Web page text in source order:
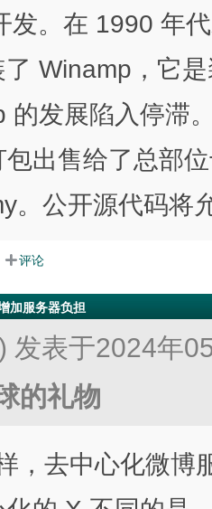
发。在 1990 年
Winamp，它
的发展陷入停滞
出售给了总部
。公开源代码将
评论
加服务器负担
发表于2024年
的礼物
，去中心化微博